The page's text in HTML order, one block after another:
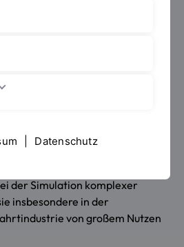
und der TU
und der Einsatz der
Elemente-Methode)
präzisere Simulationen und
der Simulation komplexer
insbesondere in der
von großem Nutzen
Datenschutz